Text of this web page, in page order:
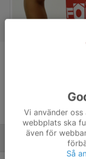
Vi använder
webbplats ska
även för
Så